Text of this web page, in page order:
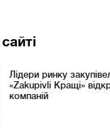
Лідери ринку
«Zakupivli Кращі»
компаній